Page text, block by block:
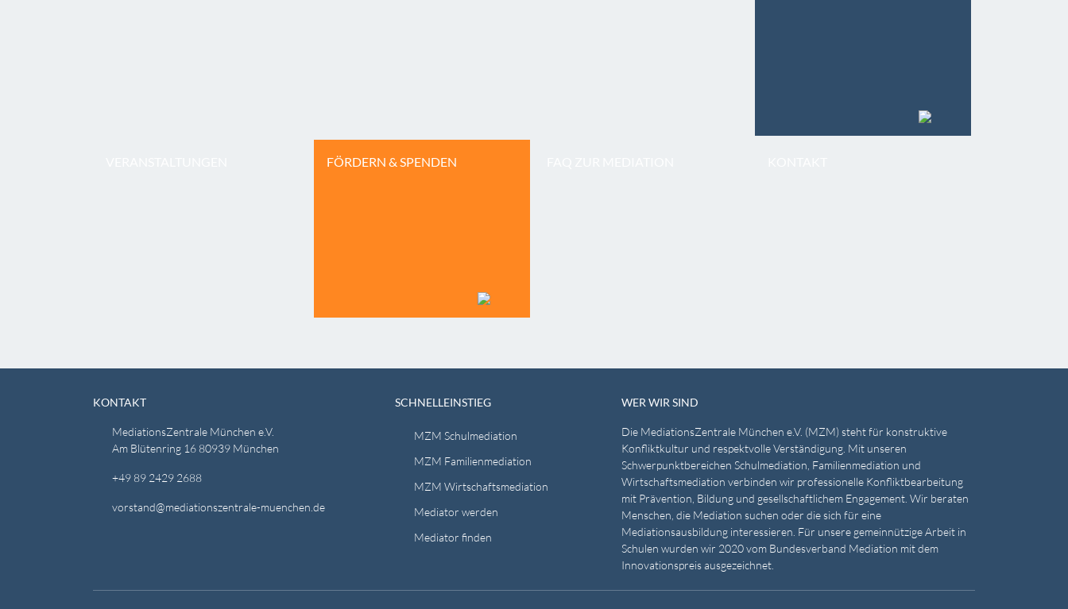
FÖRDERN & SPENDEN
KONTAKT
MediationsZentrale München e.V.
Am Blütenring 16 80939 München
+49 89 2429 2688
vorstand@mediationszentrale-muenchen.de
SCHNELLEINSTIEG
MZM Schulmediation
MZM Familienmediation
MZM Wirtschaftsmediation
Mediator werden
Mediator finden
WER WIR SIND
Die MediationsZentrale München e.V. (MZM) steht für konstruktive
Konfliktkultur und respektvolle Verständigung. Mit unseren
Schwerpunktbereichen Schulmediation, Familienmediation und
Wirtschaftsmediation verbinden wir professionelle Konfliktbearbeitung
mit Prävention, Bildung und gesellschaftlichem Engagement. Wir beraten
Menschen, die Mediation suchen oder die sich für eine
Mediationsausbildung interessieren. Für unsere gemeinnützige Arbeit in
Schulen wurden wir 2020 vom Bundesverband Mediation mit dem
Innovationspreis ausgezeichnet.